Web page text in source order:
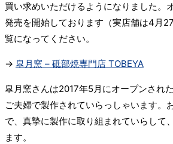
買い求めいただけるようになりました。
発売を開始しております（実店舗は4月
覧になってください。
→ 皐月窯 – 砥部焼専門店 TOBEYA
皐月窯さんは2017年5月にオープンされ
ご夫婦で製作されていらっしゃいます。
で、真摯に製作に取り組まれていらして
ます。